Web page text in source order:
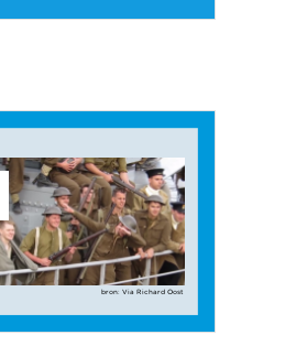
bron: Via Richard Oost